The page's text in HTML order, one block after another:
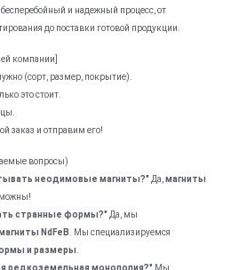
и надежный процесс, от
до поставки готовой продукции.
компании]
(сорт, размер, покрытие).
это стоит.
заказ и отправим его!
вопросы)
неодимовые магниты?" Да,магниты
странные формы?" Да, мы
NdFeB
. Мы специализируемся
и размеры
редкоземельная монополия?" Мы